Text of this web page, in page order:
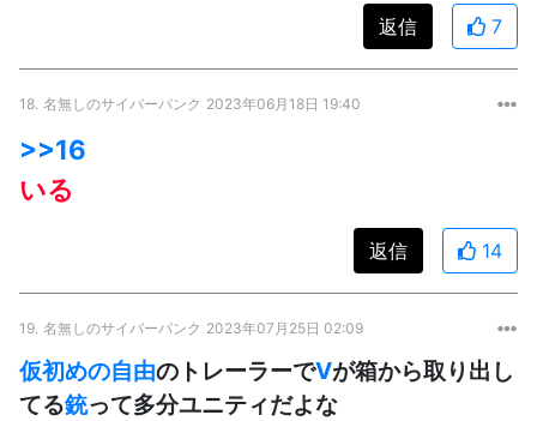
返信 7
18. 名無しのサイバーパンク 2023年06月18日 19:40
>>16
いる
返信 14
19. 名無しのサイバーパンク 2023年07月25日 02:09
仮初めの自由のトレーラーでVが箱から取り出し
てる銃って多分ユニティだよな